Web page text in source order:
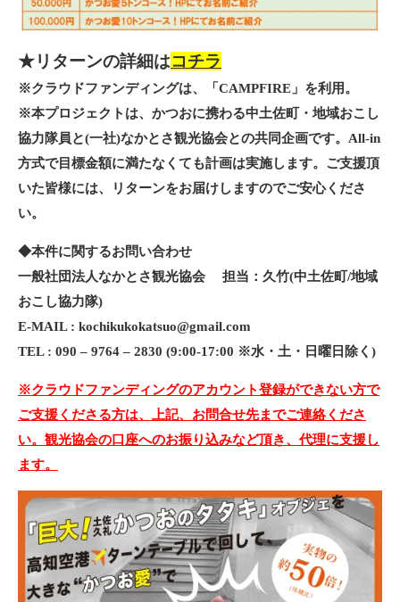
★リターンの詳細はコチラ
※クラウドファンディングは、「 CAMPFIRE 」を利用。
※本プロジェクトは、かつおに携わる中土佐町・地域おこし
協力隊員と(一社)なかとさ観光協会との共同企画です。All-in
方式で目標金額に満たなくても計画は実施します。ご支援頂
いた皆様には、リターンをお届けしますのでご安心くださ
い。
◆本件に関するお問い合わせ
一般社団法人なかとさ観光協会 担当：久竹(中土佐町/地域
おこし協力隊)
E-MAIL : kochikukokatsuo@gmail.com
TEL : 090 – 9764 – 2830 (9:00-17:00 ※水・土・日曜日除く)
※クラウドファンディングのアカウント登録ができない方で
ご支援くださる方は、上記、お問合せ先までご連絡くださ
い。観光協会の口座へのお振り込みなど頂き、代理に支援し
ます。